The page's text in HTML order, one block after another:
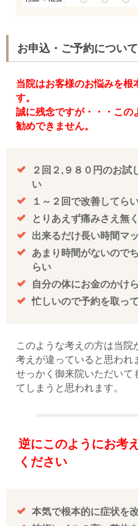
お申込・ご予約について
当院はお客様のお悩みを根
す。
誠に残念ですが・・・この
勧めできません。
２回２,９８０円のお試
い
１～２回で改善してら
とりあえず痛みさえ無
出来るだけ長い時間マ
あまり時間がないので
らい
自分の体にお金のかけ
忙しいので予約を取っ
このような考えの方は当
考えが違っていると思われ
せっかく御来院いただいて
てしまうと思われます。
逆にこのようにお考
ください
本気で根本的に症状を